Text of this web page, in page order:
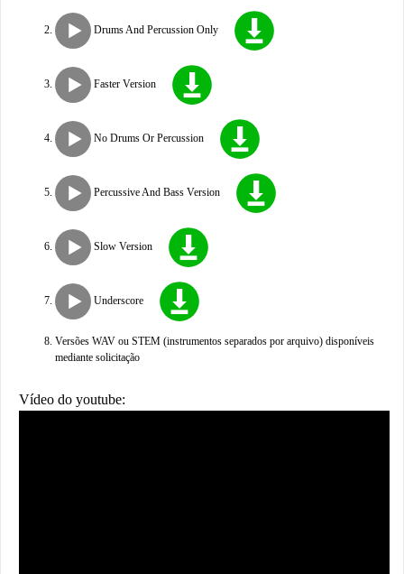
Drums And Percussion Only
Faster Version
No Drums Or Percussion
Percussive And Bass Version
Slow Version
Underscore
Versões WAV ou STEM (instrumentos separados por arquivo) disponíveis
mediante solicitação
Vídeo do youtube: